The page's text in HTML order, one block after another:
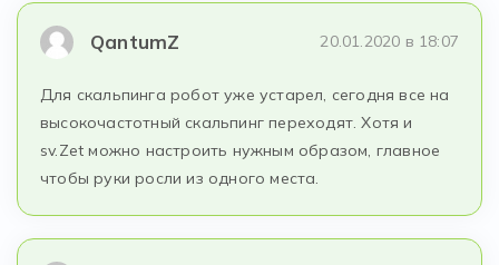
QantumZ 20.01.2020 в 18:07
Для скальпинга робот уже устарел, сегодня все на
высокочастотный скальпинг переходят. Хотя и
sv.Zet можно настроить нужным образом, главное
чтобы руки росли из одного места.